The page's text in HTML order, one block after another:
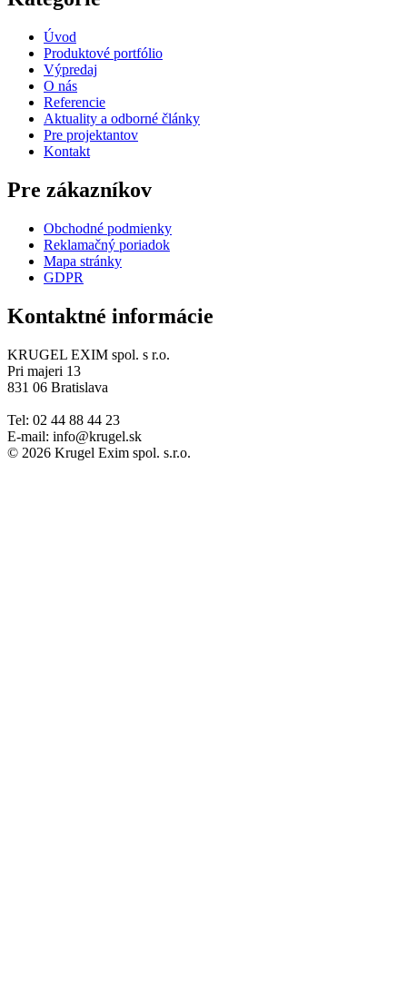
Úvod
Produktové portfólio
Výpredaj
O nás
Referencie
Aktuality a odborné články
Pre projektantov
Kontakt
Pre zákazníkov
Obchodné podmienky
Reklamačný poriadok
Mapa stránky
GDPR
Kontaktné informácie
KRUGEL EXIM spol. s r.o.
Pri majeri 13
831 06 Bratislava
Tel: 02 44 88 44 23
E-mail: info@krugel.sk
© 2026 Krugel Exim spol. s.r.o.